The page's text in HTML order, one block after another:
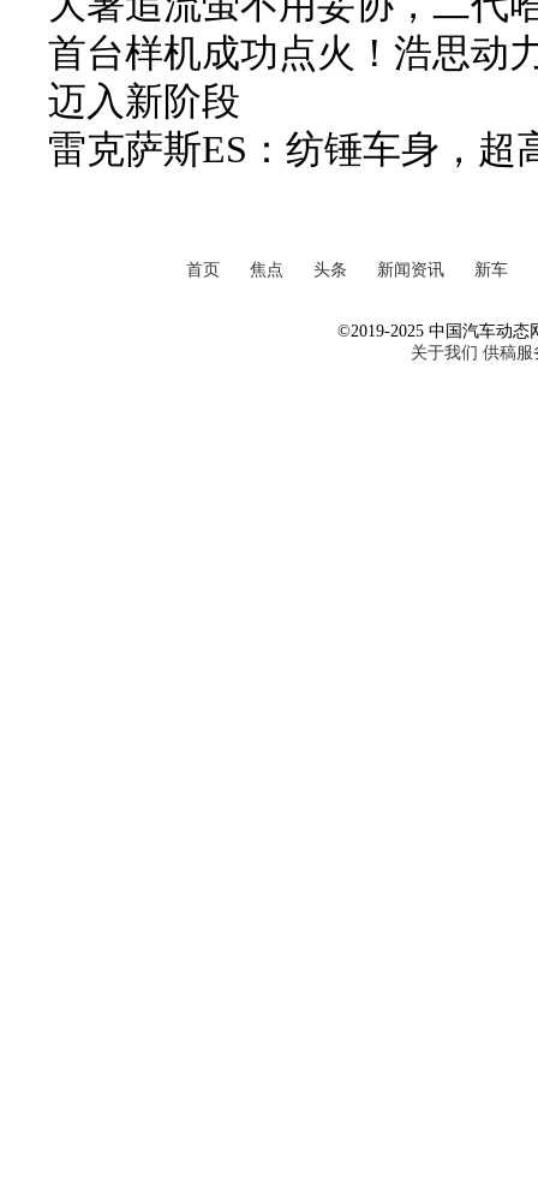
首台样机成功点火！浩思动
迈入新阶段
雷克萨斯ES：纺锤车身，超
首页 焦点 头条 新闻资讯 新车
©2019-2025 中国汽车动态
关于我们 供稿服